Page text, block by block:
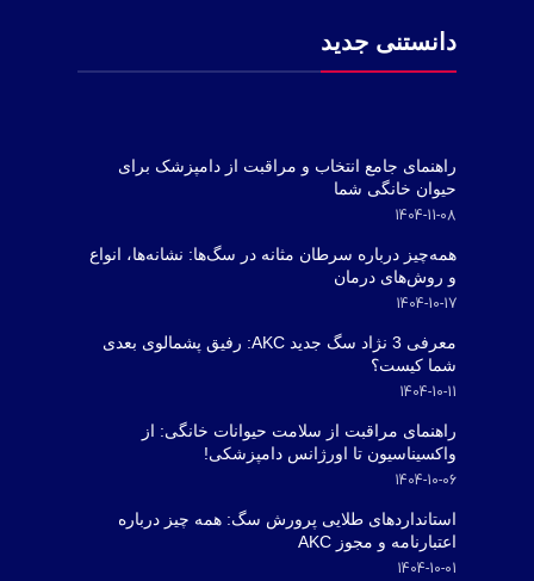
دانستنی جدید
راهنمای جامع انتخاب و مراقبت از دامپزشک برای
حیوان خانگی شما
1404-11-08
همه‌چیز درباره سرطان مثانه در سگ‌ها: نشانه‌ها، انواع
و روش‌های درمان
1404-10-17
معرفی 3 نژاد سگ جدید AKC: رفیق پشمالوی بعدی
شما کیست؟
1404-10-11
راهنمای مراقبت از سلامت حیوانات خانگی: از
واکسیناسیون تا اورژانس دامپزشکی!
1404-10-06
استانداردهای طلایی پرورش سگ: همه چیز درباره
اعتبارنامه و مجوز AKC
1404-10-01